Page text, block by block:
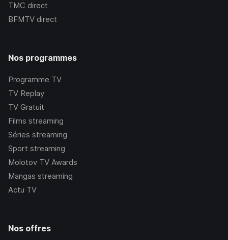
TMC direct
BFMTV direct
Nos programmes
Programme TV
TV Replay
TV Gratuit
Films streaming
Séries streaming
Sport streaming
Molotov TV Awards
Mangas streaming
Actu TV
Nos offres